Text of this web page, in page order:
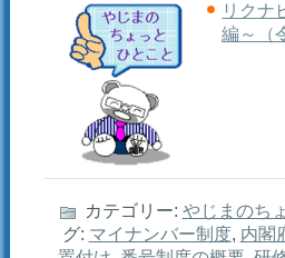
リクナ
編～（
カテゴリー: やじまのち
グ: マイナンバー制度, 内閣